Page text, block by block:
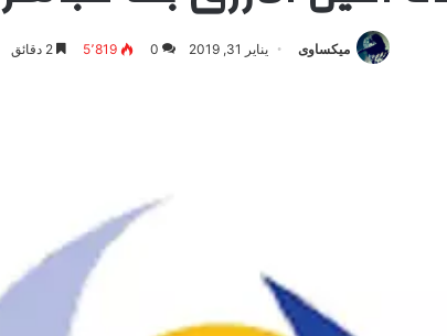
ميكساوى يناير 31, 2019 0 5٬819 2 دقائق